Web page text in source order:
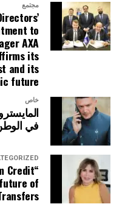
مجتمع
to
AXA
its
and its
future.
خاص
في
Credit
of